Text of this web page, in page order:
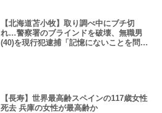
【北海道苫小牧】取り調べ中にブチ切
れ…警察署のブラインドを破壊、無職男
(40)を現行犯逮捕「記憶にないことを問い
【長寿】世界最高齢スペインの117歳女性
死去 兵庫の女性が最高齢か